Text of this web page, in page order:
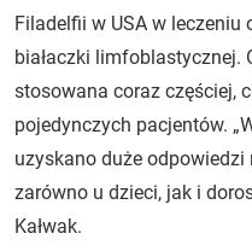
Filadelfii w USA w leczeniu
białaczki limfoblastycznej.
stosowana coraz częściej,
pojedynczych pacjentów.
uzyskano duże odpowiedzi
zarówno u dzieci, jak i
Kałwak.